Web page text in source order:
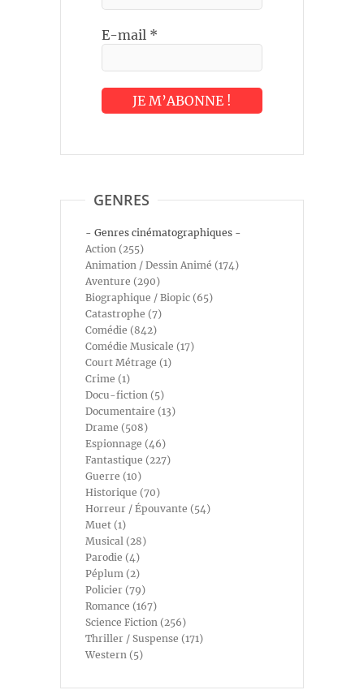
E-mail *
GENRES
- Genres cinématographiques -
Action (255)
Animation / Dessin Animé (174)
Aventure (290)
Biographique / Biopic (65)
Catastrophe (7)
Comédie (842)
Comédie Musicale (17)
Court Métrage (1)
Crime (1)
Docu-fiction (5)
Documentaire (13)
Drame (508)
Espionnage (46)
Fantastique (227)
Guerre (10)
Historique (70)
Horreur / Épouvante (54)
Muet (1)
Musical (28)
Parodie (4)
Péplum (2)
Policier (79)
Romance (167)
Science Fiction (256)
Thriller / Suspense (171)
Western (5)